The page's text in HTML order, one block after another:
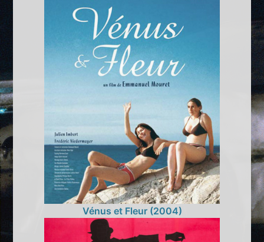
Vénus et Fleur (2004)